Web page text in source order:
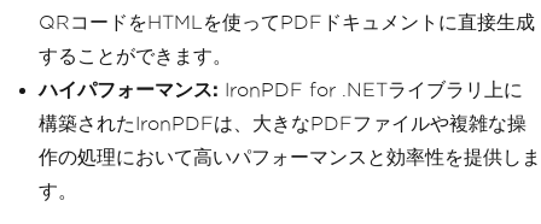
QRコードをHTMLを使ってPDFドキュメントに直接生成
することができます。
ハイパフォーマンス: IronPDF for .NETライブラリ上に
構築されたIronPDFは、大きなPDFファイルや複雑な操
作の処理において高いパフォーマンスと効率性を提供しま
す。